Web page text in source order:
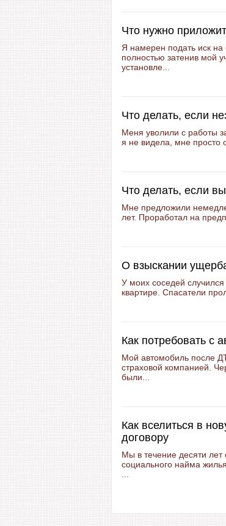
Что нужно
Я намерен подать иск на
полностью затенив мой
установле...
Что делать, если
Меня уволили с работы
я не видела, мне просто
Что делать, если
Мне предложили
лет. Проработал на
О взыскании
У моих соседей
квартире. Спасатели
Как потребовать с
Мой автомобиль после
страховой компанией.
были...
Как вселиться в
договору
Мы в течение десяти лет
социального найма